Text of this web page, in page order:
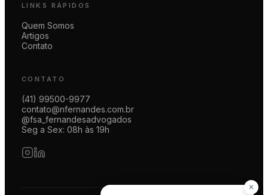
✕
LINKS RÁPIDOS
Quem Somos
Artigos
Contato
CONTATO
(41) 99500-9977
contato@nfernandes.com.br
@fsa_fernandesadvogados
Seg a Sex: 08h às 19h